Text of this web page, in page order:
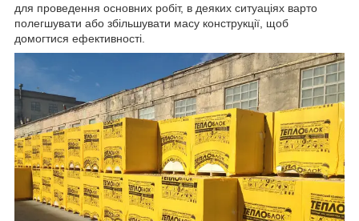
для проведення основних робіт, в деяких ситуаціях варто
полегшувати або збільшувати масу конструкції, щоб
домогтися ефективності.